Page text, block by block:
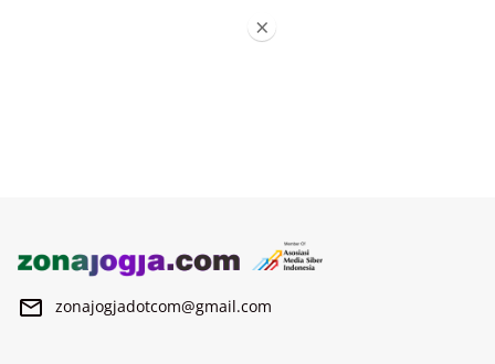
zonajogjadotcom@gmail.com
×